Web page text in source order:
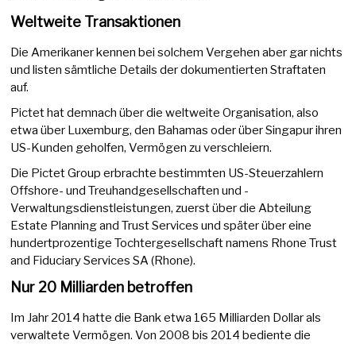
Weltweite Transaktionen
Die Amerikaner kennen bei solchem Vergehen aber gar nichts
und listen sämtliche Details der dokumentierten Straftaten
auf.
Pictet hat demnach über die weltweite Organisation, also
etwa über Luxemburg, den Bahamas oder über Singapur ihren
US-Kunden geholfen, Vermögen zu verschleiern.
Die Pictet Group erbrachte bestimmten US-Steuerzahlern
Offshore- und Treuhandgesellschaften und -
Verwaltungsdienstleistungen, zuerst über die Abteilung
Estate Planning and Trust Services und später über eine
hundertprozentige Tochtergesellschaft namens Rhone Trust
and Fiduciary Services SA (Rhone).
Nur 20 Milliarden betroffen
Im Jahr 2014 hatte die Bank etwa 165 Milliarden Dollar als
verwaltete Vermögen. Von 2008 bis 2014 bediente die